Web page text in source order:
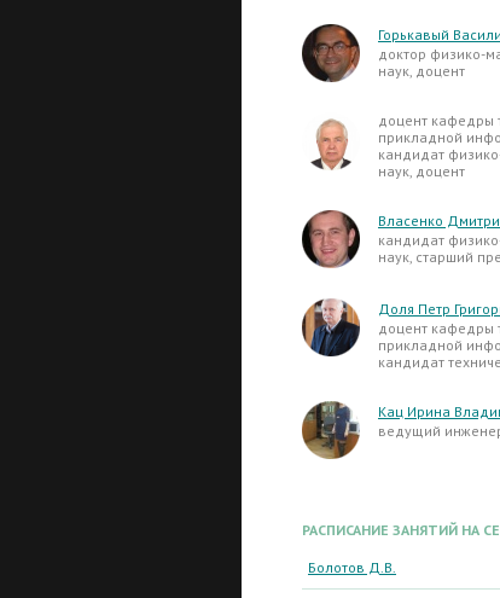
Горькавый
доктор физико-
наук, доцент
доцент кафедры
прикладной
кандидат
наук, доцент
Власенко
кандидат
наук, старший
Доля Петр
доцент кафедры
прикладной
кандидат
Кац Ирина
ведущий
РАСПИСАНИЕ ЗАНЯТИЙ НА
Болотов Д.В.